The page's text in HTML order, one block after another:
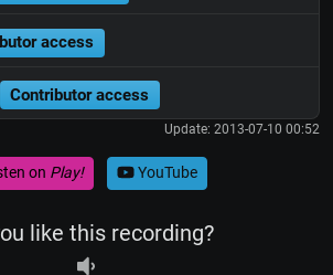
access
Contributor access
Update: 2013-07-10 00:52
on Play! YouTube
like this recording?